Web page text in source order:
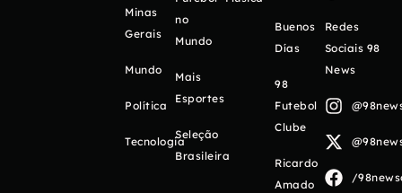
Minas
Gerais
Mundo
Política
Tecnologia
no
Mundo
Mais
Esportes
Seleção
Brasileira
Buenos
Días
98
Futebol
Clube
Ricardo
Amado
Redes
Sociais 98
News
/